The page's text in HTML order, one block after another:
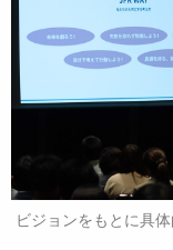
ビジョンをもとに具